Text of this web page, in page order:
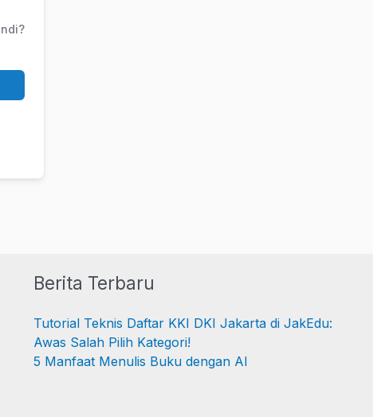
Berita Terbaru
Tutorial Teknis Daftar KKI DKI Jakarta di JakEdu:
Awas Salah Pilih Kategori!
5 Manfaat Menulis Buku dengan AI